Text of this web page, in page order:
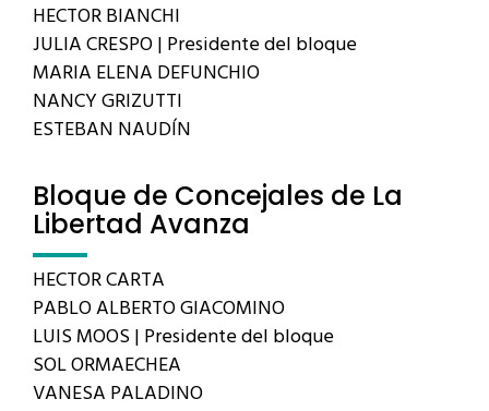
HECTOR BIANCHI
JULIA CRESPO | Presidente del bloque
MARIA ELENA DEFUNCHIO
NANCY GRIZUTTI
ESTEBAN NAUDÍN
Bloque de Concejales de La
Libertad Avanza
HECTOR CARTA
PABLO ALBERTO GIACOMINO
LUIS MOOS | Presidente del bloque
SOL ORMAECHEA
VANESA PALADINO